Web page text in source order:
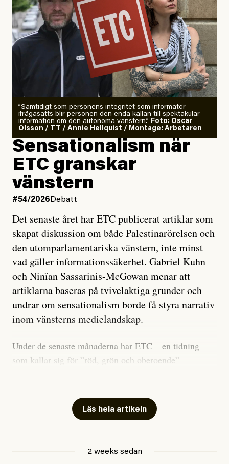
”Samtidigt som personens integritet som informatör
ifrågasätts blir personen den enda källan till spektakulär
information om den autonoma vänstern.” Foto: Oscar
Olsson / TT / Annie Hellquist / Montage: Arbetaren
Sensationalism när
ETC granskar
vänstern
#54/2026Debatt
Det senaste året har ETC publicerat artiklar som
skapat diskussion om både Palestinarörelsen och
den utomparlamentariska vänstern, inte minst
vad gäller informationssäkerhet. Gabriel Kuhn
och Ninïan Sassarinis-McGowan menar att
artiklarna baseras på tvivelaktiga grunder och
undrar om sensationalism borde få styra narrativ
inom vänsterns medielandskap.
Under de senaste månaderna har ETC – en tidning
som kallar sig för ”röd, grön och oberoende” –
skriver för? Vad betyder det att vara en ”röd, grön och
oberoende” tidning? Och vad är egentligen bra
Läs hela artikeln
2 weeks sedan